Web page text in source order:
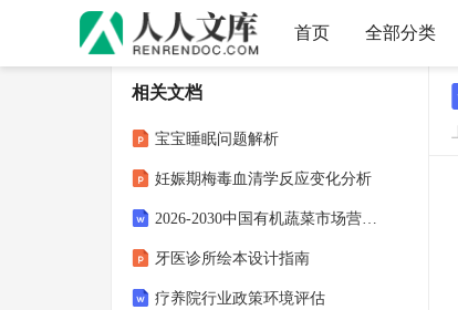
首页 全部分类
相关文档
宝宝睡眠问题解析
妊娠期梅毒血清学反应变化分析
2026-2030中国有机蔬菜市场营销模式建议及供需渠道分析研究报告
牙医诊所绘本设计指南
疗养院行业政策环境评估